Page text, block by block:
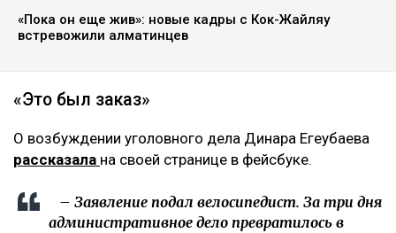
«Пока он еще жив»: новые кадры с Кок-Жайляу
встревожили алматинцев
«Это был заказ»
О возбуждении уголовного дела Динара Егеубаева
рассказала на своей странице в фейсбуке.
– Заявление подал велосипедист. За три дня
административное дело превратилось в